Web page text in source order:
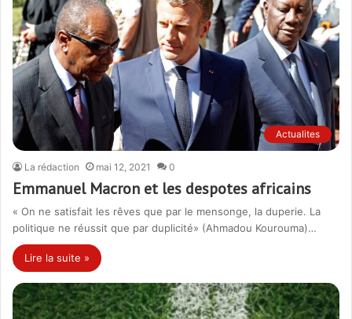
Actualites
La rédaction mai 12, 2021 0
Emmanuel Macron et les despotes africains
« On ne satisfait les rêves que par le mensonge, la duperie. La
politique ne réussit que par duplicité» (Ahmadou Kourouma)…
Lire la suite »